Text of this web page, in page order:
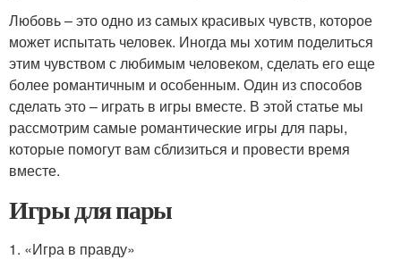
Любовь – это одно из самых красивых чувств, которое
может испытать человек. Иногда мы хотим поделиться
этим чувством с любимым человеком, сделать его еще
более романтичным и особенным. Один из способов
сделать это – играть в игры вместе. В этой статье мы
рассмотрим самые романтические игры для пары,
которые помогут вам сблизиться и провести время
вместе.
Игры для пары
1. «Игра в правду»